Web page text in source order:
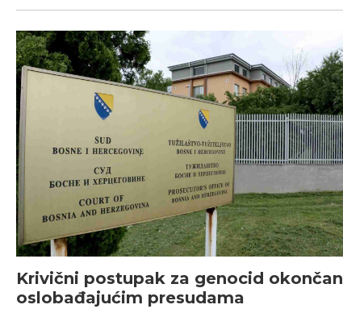
Krivični postupak za genocid okončan
oslobađajućim presudama